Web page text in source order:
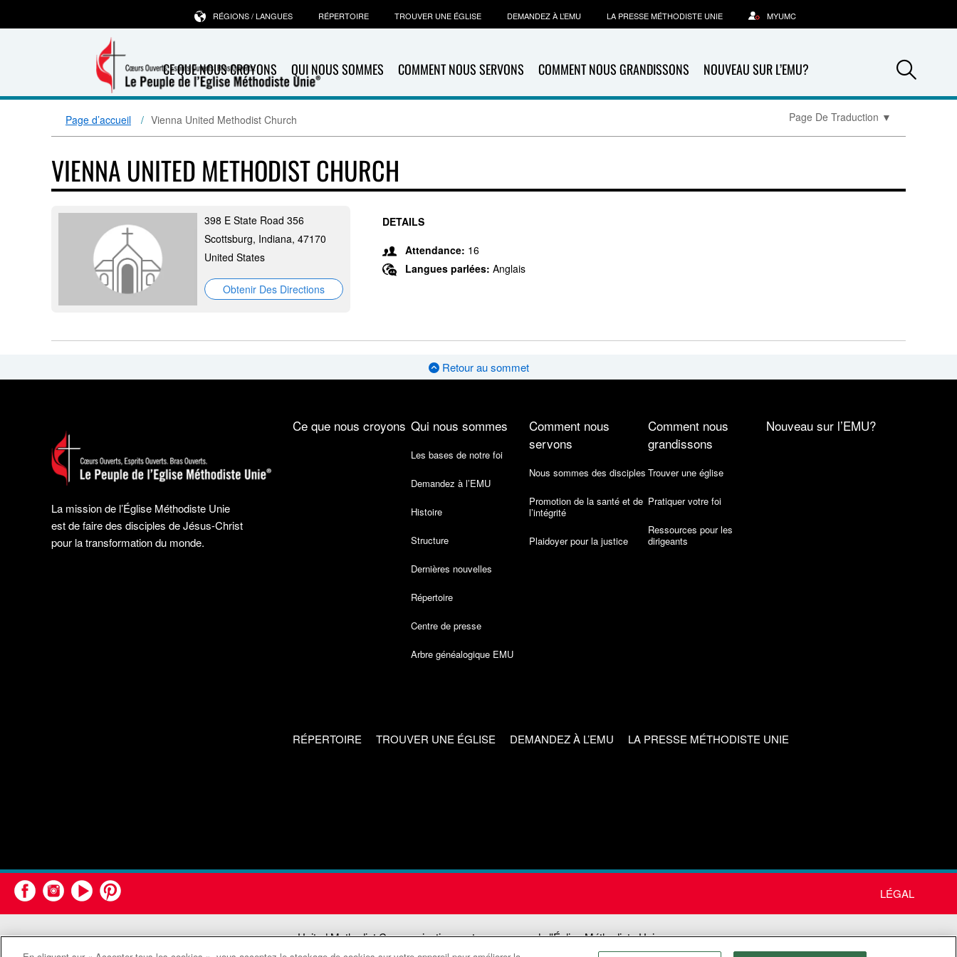
CE QUE NOUS CROYONS QUI NOUS SOMMES COMMENT NOUS SERVONS COMMENT NOUS GRANDISSONS NOUVEAU SUR L’EMU?
RÉGIONS / LANGUES RÉPERTOIRE TROUVER UNE ÉGLISE DEMANDEZ À L’EMU LA PRESSE MÉTHODISTE UNIE MYUMC
Page d’accueil Vienna United Methodist Church Page De Traduction ▼
VIENNA UNITED METHODIST CHURCH
398 E State Road 356
Scottsburg, Indiana, 47170
United States
Obtenir Des Directions
DETAILS
Attendance: 16
Langues parlées: Anglais
Retour au sommet
La mission de l’Église Méthodiste Unie
est de faire des disciples de Jésus-Christ
pour la transformation du monde.
Ce que nous croyons Qui nous sommes
Les bases de notre foi
Demandez à l’EMU
Histoire
Structure
Dernières nouvelles
Répertoire
Centre de presse
Arbre généalogique EMU
Comment nous
servons
Nous sommes des disciples
Promotion de la santé et de
l’intégrité
Plaidoyer pour la justice
Comment nous
grandissons
Trouver une église
Pratiquer votre foi
Ressources pour les
dirigeants
Nouveau sur l’EMU?
RÉPERTOIRE TROUVER UNE ÉGLISE DEMANDEZ À L’EMU LA PRESSE MÉTHODISTE UNIE
LÉGAL
United Methodist Communications est une agence de l'Église Méthodiste Unie